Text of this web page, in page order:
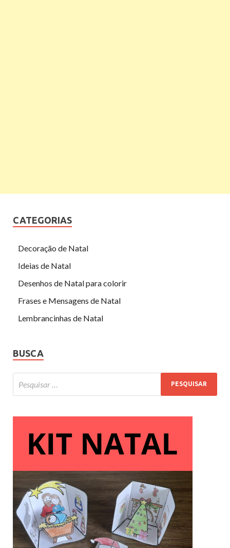
CATEGORIAS
Decoração de Natal
Ideias de Natal
Desenhos de Natal para colorir
Frases e Mensagens de Natal
Lembrancinhas de Natal
BUSCA